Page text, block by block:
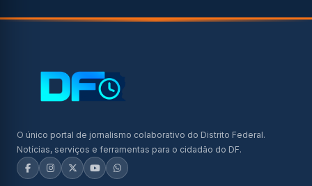
O único portal de jornalismo colaborativo do Distrito Federal.
Notícias, serviços e ferramentas para o cidadão do DF.